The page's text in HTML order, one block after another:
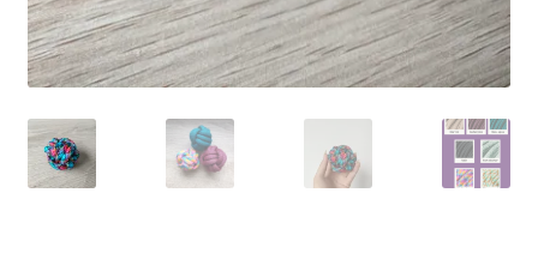
MERCI POUR VOTRE COMMANDE